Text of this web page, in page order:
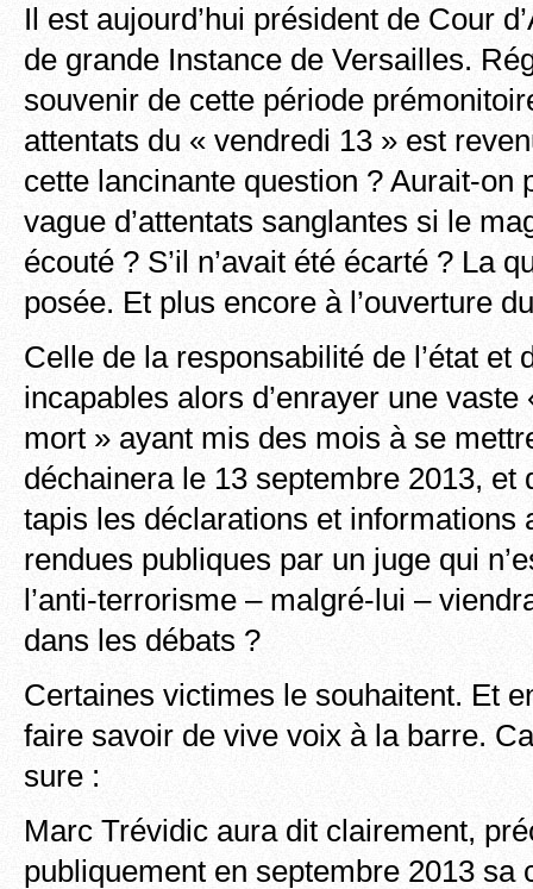
Il est aujourd’hui président de Cour
de grande Instance de Versailles.
souvenir de cette période
attentats du « vendredi 13 » est
cette lancinante question ? Aurait-on
vague d’attentats sanglantes si le
écouté ? S’il n’avait été écarté ? La
posée. Et plus encore à l’ouverture
Celle de la responsabilité de l’état et
incapables alors d’enrayer une vaste
mort » ayant mis des mois à se
déchainera le 13 septembre 2013, et
tapis les déclarations et informations
rendues publiques par un juge qui
l’anti-terrorisme – malgré-lui –
dans les débats ?
Certaines victimes le souhaitent. Et
faire savoir de vive voix à la barre.
sure :
Marc Trévidic aura dit clairement,
publiquement en septembre 2013 sa